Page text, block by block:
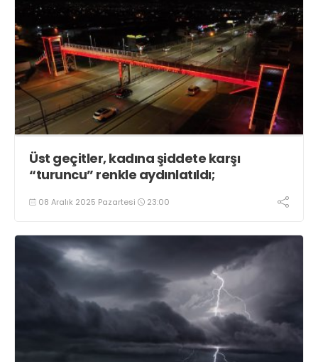
Üst geçitler, kadına şiddete karşı
“turuncu” renkle aydınlatıldı;
08 Aralık 2025 Pazartesi 23:00